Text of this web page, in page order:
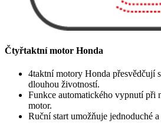
Čtyřtaktní motor Honda
4taktní motory Honda přesvědčují
dlouhou životností.
Funkce automatického vypnutí při
motor.
Ruční start umožňuje jednoduché